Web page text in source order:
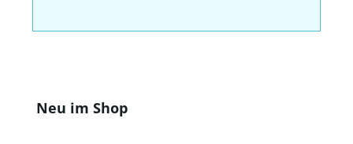
Produktgalerie überspringen
Neu im Shop